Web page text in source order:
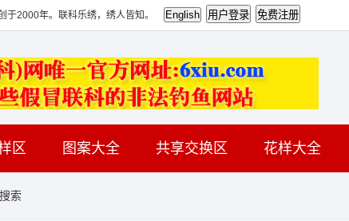
于2000年。联科乐绣，绣人皆知。
区 图案大全 共享交换区 花样大全
索